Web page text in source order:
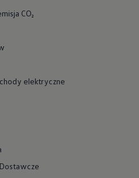
CO₂
elektryczne